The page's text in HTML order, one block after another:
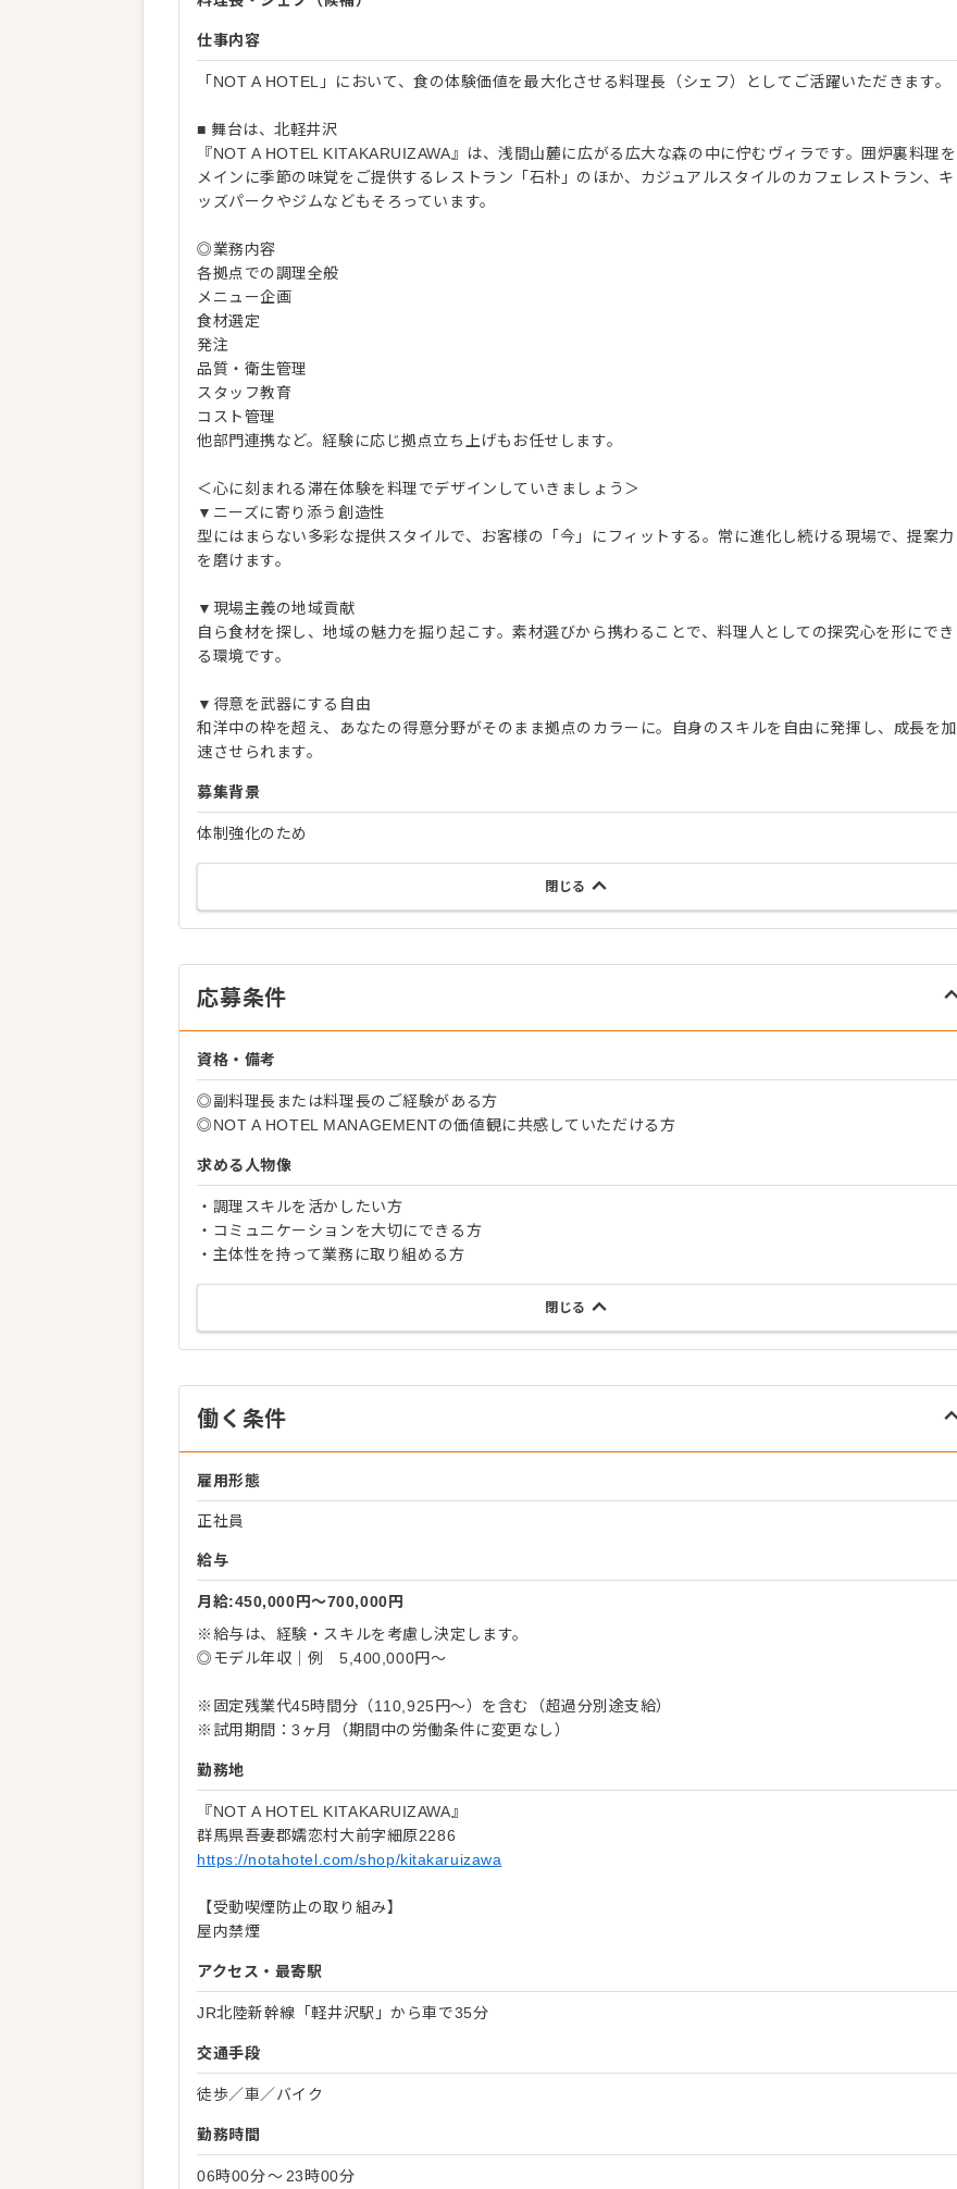
仕事内容
「NOT A HOTEL」において、食の体験価値を最大化させる料理長（シェフ）としてご活躍いただきます。
■ 舞台は、北軽井沢
『NOT A HOTEL KITAKARUIZAWA』は、浅間山麓に広がる広大な森の中に佇むヴィラです。囲炉裏料理を
メインに季節の味覚をご提供するレストラン「石朴」のほか、カジュアルスタイルのカフェレストラン、キ
ッズパークやジムなどもそろっています。
◎業務内容
各拠点での調理全般
メニュー企画
食材選定
発注
品質・衛生管理
スタッフ教育
コスト管理
他部門連携など。経験に応じ拠点立ち上げもお任せします。
＜心に刻まれる滞在体験を料理でデザインしていきましょう＞
▼ニーズに寄り添う創造性
型にはまらない多彩な提供スタイルで、お客様の「今」にフィットする。常に進化し続ける現場で、提案力
を磨けます。
▼現場主義の地域貢献
自ら食材を探し、地域の魅力を掘り起こす。素材選びから携わることで、料理人としての探究心を形にでき
る環境です。
▼得意を武器にする自由
和洋中の枠を超え、あなたの得意分野がそのまま拠点のカラーに。自身のスキルを自由に発揮し、成長を加
速させられます。
募集背景
体制強化のため
閉じる
応募条件
資格・備考
◎副料理長または料理長のご経験がある方
◎NOT A HOTEL MANAGEMENTの価値観に共感していただける方
求める人物像
・調理スキルを活かしたい方
・コミュニケーションを大切にできる方
・主体性を持って業務に取り組める方
閉じる
働く条件
雇用形態
正社員
給与
月給:450,000円〜700,000円
※給与は、経験・スキルを考慮し決定します。
◎モデル年収｜例 5,400,000円～
※固定残業代45時間分（110,925円～）を含む（超過分別途支給）
※試用期間：3ヶ月（期間中の労働条件に変更なし）
勤務地
『NOT A HOTEL KITAKARUIZAWA』
群馬県吾妻郡嬬恋村大前字細原2286
https://notahotel.com/shop/kitakaruizawa
【受動喫煙防止の取り組み】
屋内禁煙
アクセス・最寄駅
JR北陸新幹線「軽井沢駅」から車で35分
交通手段
徒歩／車／バイク
勤務時間
06時00分〜 23時00分